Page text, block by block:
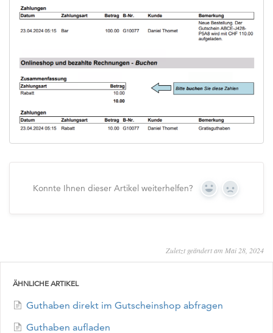
Konnte Ihnen dieser Artikel weiterhelfen? Yes No
Zuletzt geändert am Mai 28, 2024
ÄHNLICHE ARTIKEL
Guthaben direkt im Gutscheinshop abfragen
Guthaben aufladen